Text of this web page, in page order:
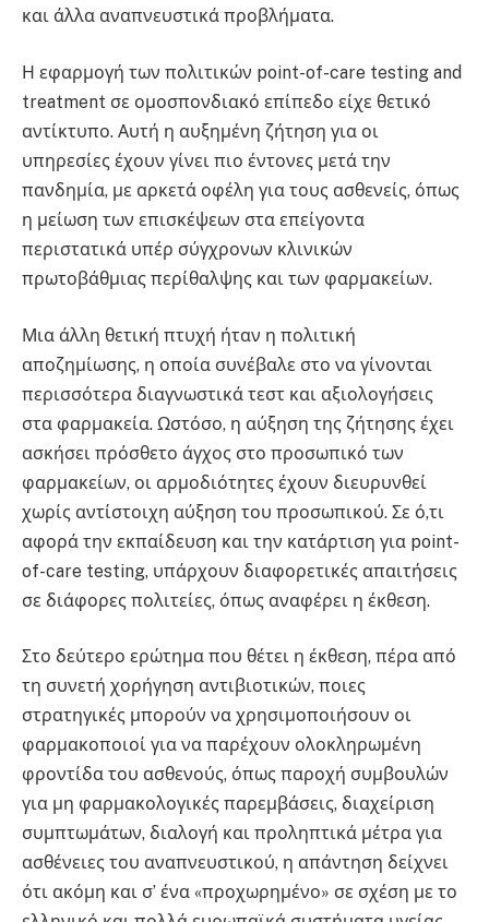
και άλλα αναπνευστικά προβλήματα.
Η εφαρμογή των πολιτικών point-of-care testing and
treatment σε ομοσπονδιακό επίπεδο είχε θετικό
αντίκτυπο. Αυτή η αυξημένη ζήτηση για οι
υπηρεσίες έχουν γίνει πιο έντονες μετά την
πανδημία, με αρκετά οφέλη για τους ασθενείς, όπως
η μείωση των επισκέψεων στα επείγοντα
περιστατικά υπέρ σύγχρονων κλινικών
πρωτοβάθμιας περίθαλψης και των φαρμακείων.
Μια άλλη θετική πτυχή ήταν η πολιτική
αποζημίωσης, η οποία συνέβαλε στο να γίνονται
περισσότερα διαγνωστικά τεστ και αξιολογήσεις
στα φαρμακεία. Ωστόσο, η αύξηση της ζήτησης έχει
ασκήσει πρόσθετο άγχος στο προσωπικό των
φαρμακείων, οι αρμοδιότητες έχουν διευρυνθεί
χωρίς αντίστοιχη αύξηση του προσωπικού. Σε ό,τι
αφορά την εκπαίδευση και την κατάρτιση για point-
of-care testing, υπάρχουν διαφορετικές απαιτήσεις
σε διάφορες πολιτείες, όπως αναφέρει η έκθεση.
Στο δεύτερο ερώτημα που θέτει η έκθεση, πέρα από
τη συνετή χορήγηση αντιβιοτικών, ποιες
στρατηγικές μπορούν να χρησιμοποιήσουν οι
φαρμακοποιοί για να παρέχουν ολοκληρωμένη
φροντίδα του ασθενούς, όπως παροχή συμβουλών
για μη φαρμακολογικές παρεμβάσεις, διαχείριση
συμπτωμάτων, διαλογή και προληπτικά μέτρα για
ασθένειες του αναπνευστικού, η απάντηση δείχνει
ότι ακόμη και σ’ ένα «προχωρημένο» σε σχέση με το